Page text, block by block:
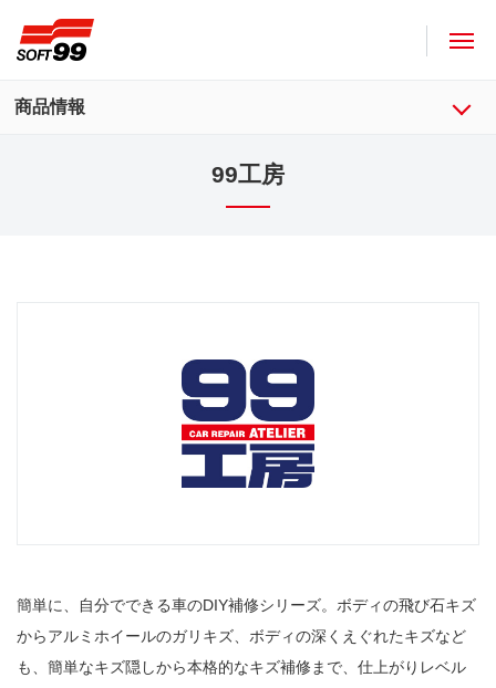
商品情報
99工房
簡単に、自分でできる車のDIY補修シリーズ。ボディの飛び石キズ
からアルミホイールのガリキズ、ボディの深くえぐれたキズなど
も、簡単なキズ隠しから本格的なキズ補修まで、仕上がりレベル